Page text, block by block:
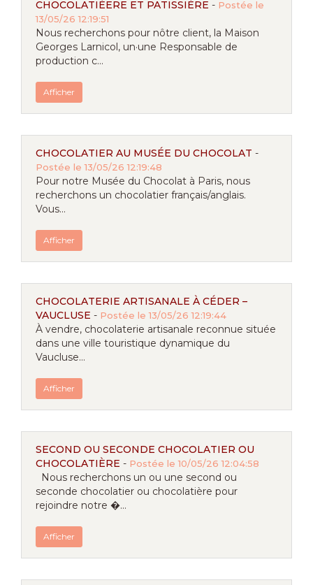
CHOCOLATIÈERE ET PATISSIÈRE - Postée le
13/05/26 12:19:51
Nous recherchons pour nôtre client, la Maison
Georges Larnicol, un·une Responsable de
production c...
Afficher
CHOCOLATIER AU MUSÉE DU CHOCOLAT -
Postée le 13/05/26 12:19:48
Pour notre Musée du Chocolat à Paris, nous
recherchons un chocolatier français/anglais.
Vous...
Afficher
CHOCOLATERIE ARTISANALE À CÉDER –
VAUCLUSE - Postée le 13/05/26 12:19:44
À vendre, chocolaterie artisanale reconnue située
dans une ville touristique dynamique du
Vaucluse...
Afficher
SECOND OU SECONDE CHOCOLATIER OU
CHOCOLATIÈRE - Postée le 10/05/26 12:04:58
Nous recherchons un ou une second ou
seconde chocolatier ou chocolatière pour
rejoindre notre �...
Afficher